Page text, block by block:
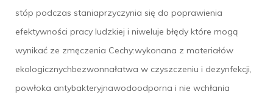
stóp podczas staniaprzyczynia się do poprawienia
efektywności pracy ludzkiej i niweluje błędy które mogą
wynikać ze zmęczenia Cechy:wykonana z materiałów
ekologicznychbezwonnałatwa w czyszczeniu i dezynfekcji,
powłoka antybakteryjnawodoodporna i nie wchłania